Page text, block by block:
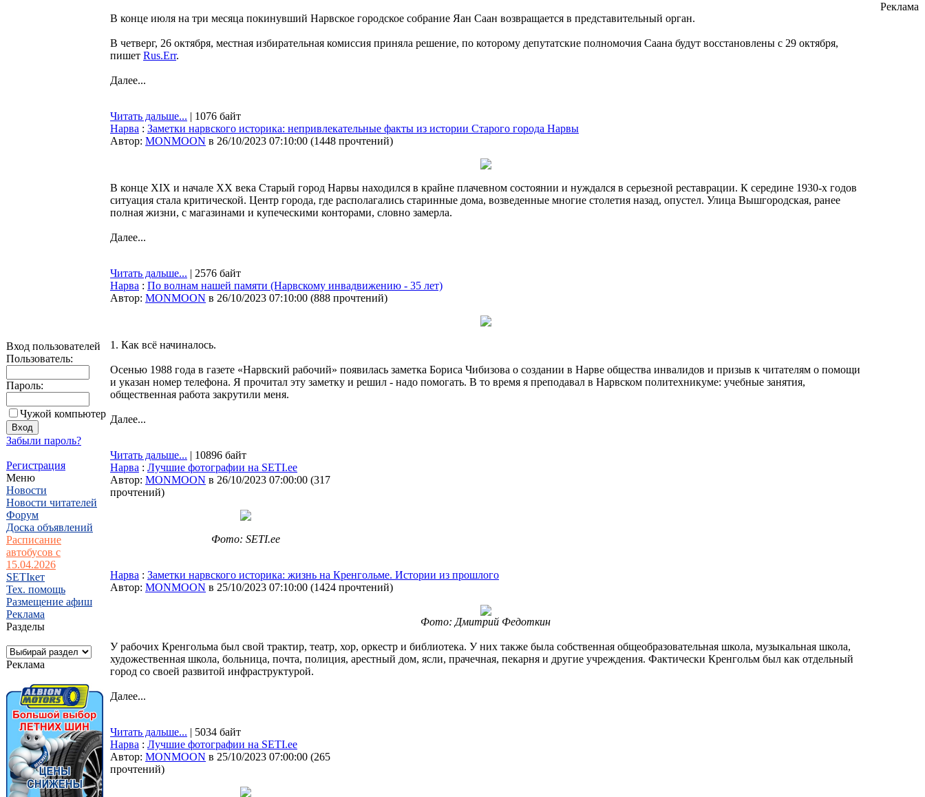
Вход пользователей
Пользователь:
Пароль:
Чужой компьютер
Забыли пароль?
Регистрация
Меню
Новости
Новости читателей
Форум
Доска объявлений
Расписание
автобусов с
15.04.2026
SETIкет
Тех. помощь
Размещение афиш
Реклама
Разделы
Реклама
В конце июля на три месяца покинувший Нарвское городское собрание Яан Саан возвращается в представительный орган.
В четверг, 26 октября, местная избирательная комиссия приняла решение, по которому депутатские полномочия Саана будут восстановлены с 29 октября,
пишет Rus.Err.
Далее...
Читать дальше... | 1076 байт
Нарва : Заметки нарвского историка: непривлекательные факты из истории Старого города Нарвы
Автор: MONMOON в 26/10/2023 07:10:00 (1448 прочтений)
В конце XIX и начале XX века Старый город Нарвы находился в крайне плачевном состоянии и нуждался в серьезной реставрации. К середине 1930-х годов
ситуация стала критической. Центр города, где располагались старинные дома, возведенные многие столетия назад, опустел. Улица Вышгородская, ранее
полная жизни, с магазинами и купеческими конторами, словно замерла.
Далее...
Читать дальше... | 2576 байт
Нарва : По волнам нашей памяти (Нарвскому инвадвижению - 35 лет)
Автор: MONMOON в 26/10/2023 07:10:00 (888 прочтений)
1. Как всё начиналось.
Осенью 1988 года в газете «Нарвский рабочий» появилась заметка Бориса Чибизова о создании в Нарве общества инвалидов и призыв к читателям о помощи
и указан номер телефона. Я прочитал эту заметку и решил - надо помогать. В то время я преподавал в Нарвском политехникуме: учебные занятия,
общественная работа закрутили меня.
Далее...
Читать дальше... | 10896 байт
Нарва : Лучшие фотографии на SETI.ee
Автор: MONMOON в 26/10/2023 07:00:00 (317
прочтений)
Фото: SETI.ee
Нарва : Заметки нарвского историка: жизнь на Кренгольме. Истории из прошлого
Автор: MONMOON в 25/10/2023 07:10:00 (1424 прочтений)
Фото: Дмитрий Федоткин
У рабочих Кренгольма был свой трактир, театр, хор, оркестр и библиотека. У них также была собственная общеобразовательная школа, музыкальная школа,
художественная школа, больница, почта, полиция, арестный дом, ясли, прачечная, пекарня и другие учреждения. Фактически Кренгольм был как отдельный
город со своей развитой инфраструктурой.
Далее...
Читать дальше... | 5034 байт
Нарва : Лучшие фотографии на SETI.ee
Автор: MONMOON в 25/10/2023 07:00:00 (265
прочтений)
Реклама